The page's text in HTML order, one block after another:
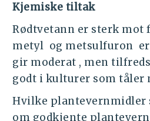
Kjemiske tiltak
Rødtvetann er sterk mot
metyl og metsulfuron er
gir moderat , men
godt i kulturer som tåler
Hvilke plantevernmidler
om godkjente